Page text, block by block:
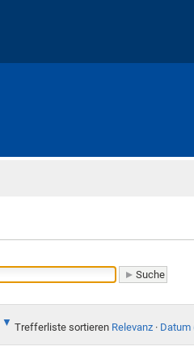
Trefferliste sortieren Relevanz · Datum